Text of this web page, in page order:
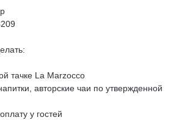
тачке La Marzocco
авторские чаи по утвержденной
у гостей